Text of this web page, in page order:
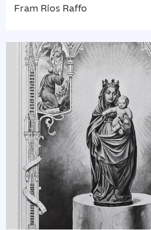
Fram Ríos Raffo